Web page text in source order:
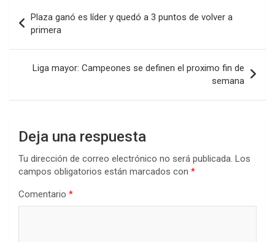
o
o
k
A
p
p
n
ar
tir
de
entradas
Plaza ganó es líder y quedó a 3 puntos de volver a
primera
Liga mayor: Campeones se definen el proximo fin de
semana
Deja una respuesta
Tu dirección de correo electrónico no será publicada. Los
campos obligatorios están marcados con *
Comentario *